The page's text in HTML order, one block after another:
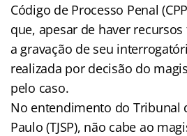
Código de Processo Penal
que, apesar de haver
a gravação de seu
realizada por decisão do
pelo caso.
No entendimento do Tribunal
Paulo (TJSP), não cabe ao